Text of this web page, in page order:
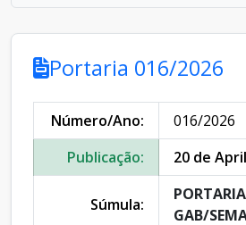
Portaria 016/2026
Número/Ano:
016/2026
Publicação:
20 de
Súmula:
GAB/